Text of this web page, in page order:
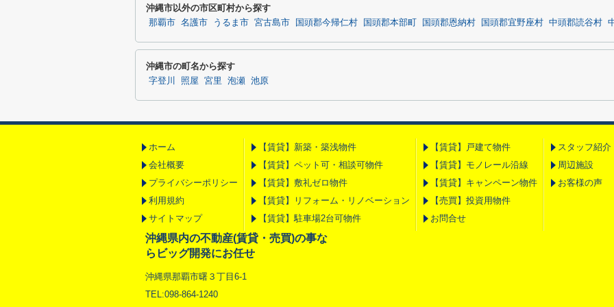
沖縄市以外の市区町村から探す
那覇市 名護市 うるま市 宮古島市 国頭郡今帰仁村 国頭郡本部町 国頭郡恩納村 国頭郡宜野座村 中頭郡読谷村
沖縄市の町名から探す
字登川 照屋 宮里 泡瀬 池原
ホーム
会社概要
プライバシーポリシー
利用規約
サイトマップ
【賃貸】新築・築浅物件
【賃貸】ペット可・相談可物件
【賃貸】敷礼ゼロ物件
【賃貸】リフォーム・リノベーション
【賃貸】駐車場2台可物件
【賃貸】戸建て物件
【賃貸】モノレール沿線
【賃貸】キャンペーン物件
【売買】投資用物件
お問合せ
スタッフ紹介
周辺施設
お客様の声
沖縄県内の不動産(賃貸・売買)の事な
らビッグ開発にお任せ
沖縄県那覇市曙３丁目6-1
TEL:098-864-1240